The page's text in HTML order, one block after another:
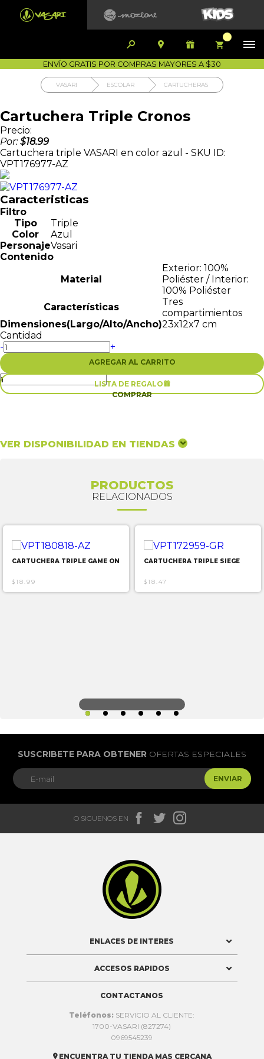
 
   
1700-VASARI (827274) MIS PEDIDOS
COMO COMPRAR DEVOLUCIÓN SIN COSTO
ENVÍO GRATIS POR COMPRAS MAYORES A $30
VASARI ESCOLAR CARTUCHERAS
Cartuchera Triple Cronos
Precio:
Por:$18.99
Cartuchera triple VASARI en color azul - SKU ID:
VPT176977-AZ
Caracteristicas
Filtro
Tipo
Triple
Color
Azul
PersonajeVasari
Contenido
Material
Exterior: 100%
Poliéster / Interior:
100% Poliéster
Características
Tres
compartimientos
Dimensiones(Largo/Alto/Ancho)23x12x7 cm
Cantidad
-
+
AGREGAR AL CARRITO
COMPRAR
LISTA DE REGALO
VER DISPONIBILIDAD EN TIENDAS
PRODUCTOS
RELACIONADOS
CARTUCHERA TRIPLE GAME ON
$18.99
CARTUCHERA TRIPLE SIEGE
$18.47
SUSCRIBETE PARA OBTENER OFERTAS ESPECIALES
ENVIAR
O SIGUENOS EN   

ENLACES DE INTERES
ACCESOS RAPIDOS
CONTACTANOS
Teléfonos: SERVICIO AL CLIENTE:
1700-VASARI (827274)
0969545239
 ENCUENTRA TU TIENDA MAS CERCANA